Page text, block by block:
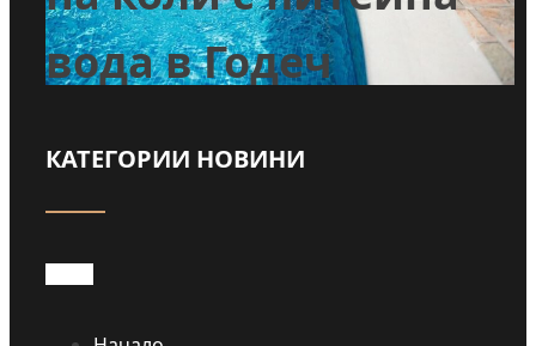
се ожениха в конна
база във
Войнеговци
Прочети
КАТЕГОРИИ НОВИНИ